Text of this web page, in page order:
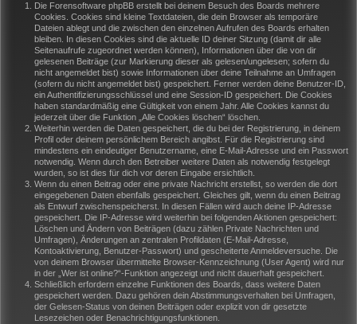
Die Forensoftware phpBB erstellt bei deinem Besuch des Boards mehrere
Cookies. Cookies sind kleine Textdateien, die dein Browser als temporäre
Dateien ablegt und die zwischen den einzelnen Aufrufen des Boards erhalten
bleiben. In diesen Cookies sind die aktuelle ID deiner Sitzung (damit dir alle
Seitenaufrufe zugeordnet werden können), Informationen über die von dir
gelesenen Beiträge (zur Markierung dieser als gelesen/ungelesen; sofern du
nicht angemeldet bist) sowie Informationen über deine Teilnahme an Umfragen
(sofern du nicht angemeldet bist) gespeichert. Ferner werden deine Benutzer-ID,
ein Authentifizierungsschlüssel und eine Session-ID gespeichert. Die Cookies
haben standardmäßig eine Gültigkeit von einem Jahr. Alle Cookies kannst du
jederzeit über die Funktion „Alle Cookies löschen“ löschen.
Weiterhin werden die Daten gespeichert, die du bei der Registrierung, in deinem
Profil oder deinem persönlichem Bereich angibst. Für die Registrierung sind
mindestens ein eindeutiger Benutzername, eine E-Mail-Adresse und ein Passwort
notwendig. Wenn durch den Betreiber weitere Daten als notwendig festgelegt
wurden, so ist dies für dich vor deren Eingabe ersichtlich.
Wenn du einen Beitrag oder eine private Nachricht erstellst, so werden die dort
eingegebenen Daten ebenfalls gespeichert. Gleiches gilt, wenn du einen Beitrag
als Entwurf zwischenspeicherst. In diesen Fällen wird auch deine IP-Adresse
gespeichert. Die IP-Adresse wird weiterhin bei folgenden Aktionen gespeichert:
Löschen und Ändern von Beiträgen (dazu zählen Private Nachrichten und
Umfragen), Änderungen an zentralen Profildaten (E-Mail-Adresse,
Kontoaktivierung, Benutzer-Passwort) und gescheiterte Anmeldeversuche. Die
von deinem Browser übermittelte Browser-Kennzeichnung (User Agent) wird nur
in der „Wer ist online?“-Funktion angezeigt und nicht dauerhaft gespeichert.
Schließlich erfordern einzelne Funktionen des Boards, dass weitere Daten
gespeichert werden. Dazu gehören dein Abstimmungsverhalten bei Umfragen,
der Gelesen-Status von deinen Beiträgen oder explizit von dir gesetzte
Lesezeichen oder Benachrichtigungsfunktionen.